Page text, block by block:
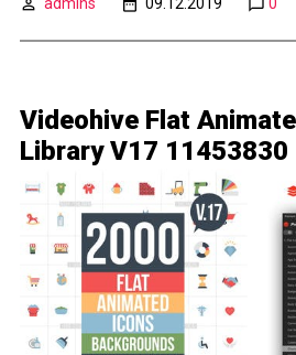
Videohive Flat
Library V17 11453830